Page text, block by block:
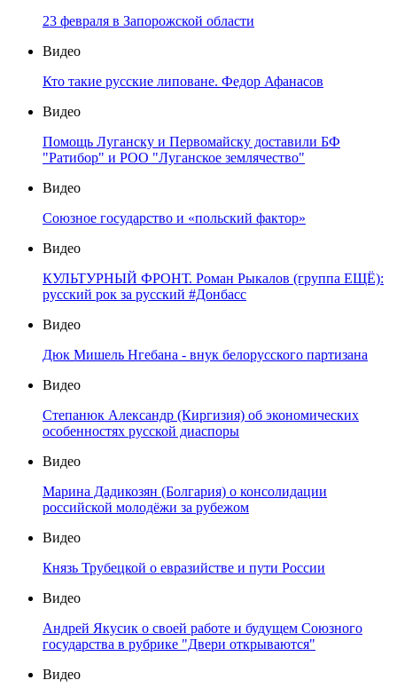
23 февраля в Запорожской области
Видео
Кто такие русские липоване. Федор Афанасов
Видео
Помощь Луганску и Первомайску доставили БФ
"Ратибор" и РОО "Луганское землячество"
Видео
Союзное государство и «польский фактор»
Видео
КУЛЬТУРНЫЙ ФРОНТ. Роман Рыкалов (группа ЕЩЁ):
русский рок за русский #Донбасс
Видео
Дюк Мишель Нгебана - внук белорусского партизана
Видео
Степанюк Александр (Киргизия) об экономических
особенностях русской диаспоры
Видео
Марина Дадикозян (Болгария) о консолидации
российской молодёжи за рубежом
Видео
Князь Трубецкой о евразийстве и пути России
Видео
Андрей Якусик о своей работе и будущем Союзного
государства в рубрике "Двери открываются"
Видео